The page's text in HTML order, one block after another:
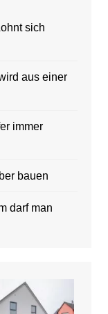
sich
aus einer
immer
bauen
darf man